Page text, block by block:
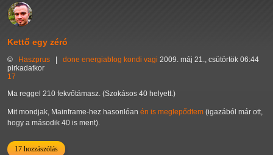
Kettő egy zéró
© Haszprus done energiablog kondi vagi 2009. máj 21., csütörtök 06:44
pirkadatkor
17
Ma reggel 210 fekvőtámasz. (Szokásos 40 helyett.)
Mit mondjak, Mainframe-hez hasonlóan én is meglepődtem (igazából már ott,
hogy a második 40 is ment).
17 hozzászólás